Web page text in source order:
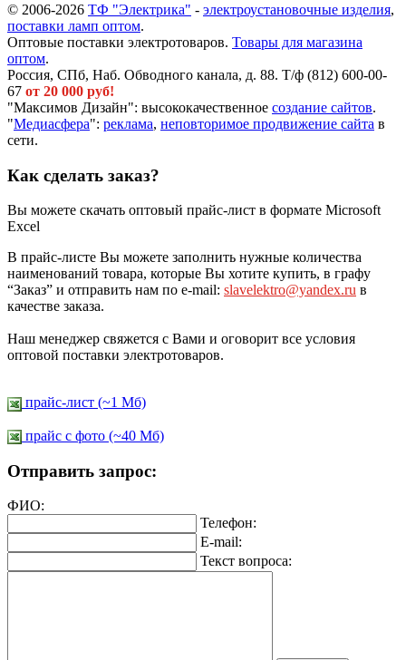
© 2006-2026 ТФ "Электрика" - электроустановочные изделия,
поставки ламп оптом.
Оптовые поставки электротоваров. Товары для магазина
оптом.
Россия, СПб, Наб. Обводного канала, д. 88. Т/ф (812) 600-00-
67 от 20 000 руб!
"Максимов Дизайн": высококачественное создание сайтов.
"Медиасфера": реклама, неповторимое продвижение сайта в
сети.
Как сделать заказ?
Вы можете скачать оптовый прайс-лист в формате Microsoft
Excel
В прайс-листе Вы можете заполнить нужные количества
наименований товара, которые Вы хотите купить, в графу
“Заказ” и отправить нам по e-mail: slavelektro@yandex.ru в
качестве заказа.
Наш менеджер свяжется с Вами и оговорит все условия
оптовой поставки электротоваров.
прайс-лист (~1 Мб)
прайс c фото (~40 Мб)
Отправить запрос:
ФИО:
Телефон:
E-mail:
Текст вопроса: